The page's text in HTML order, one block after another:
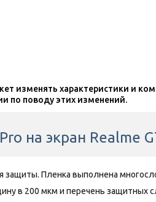
изменять характеристики и
по поводу этих изменений.
на экран Realme
защиты. Пленка выполнена
в 200 мкм и перечень защитных